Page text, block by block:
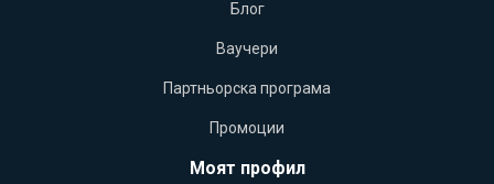
Блог
Ваучери
Партньорска програма
Промоции
Моят профил